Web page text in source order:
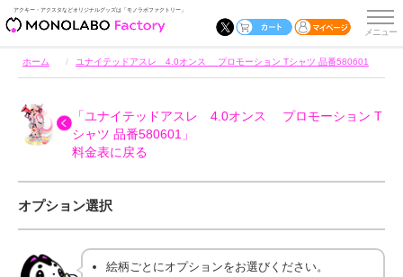
アクキー・アクスタなどオリジナルグッズは「モノラボファクトリー」
ホーム ユナイテッドアスレ 4.0オンス プロモーション Tシャツ 品番580601
「ユナイテッドアスレ 4.0オンス プロモーション T
シャツ 品番580601」
料金表に戻る
オプション選択
絵柄ごとにオプションをお選びください。